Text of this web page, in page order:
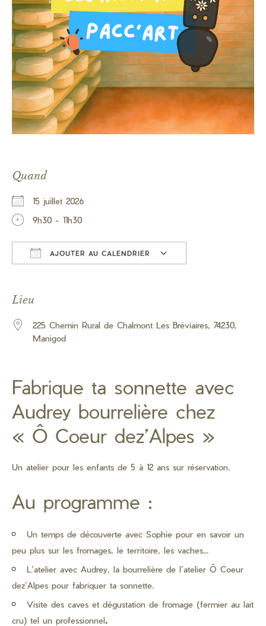
Quand
15 juillet 2026
9h30 - 11h30
AJOUTER AU CALENDRIER
Lieu
225 Chemin Rural de Chalmont Les Bréviaires, 74230,
Manigod
Fabrique ta sonnette avec
Audrey bourrelière chez
« Ô Coeur dez’Alpes »
Un atelier pour les enfants de 5 à 12 ans sur réservation.
Au programme :
Un temps de découverte avec Sophie pour en savoir un
peu plus sur les fromages, le territoire, les vaches…
L’atelier avec Audrey, la bourrelière de l’atelier Ô Coeur
dez’Alpes pour fabriquer ta sonnette.
Visite des caves et dégustation de fromage (fermier au lait
cru) tel un professionnel.